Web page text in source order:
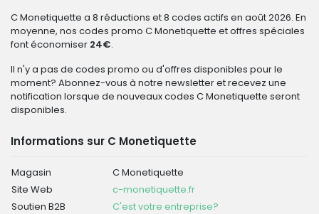
C Monetiquette a 8 réductions et 8 codes actifs en août 2026. En
moyenne, nos codes promo C Monetiquette et offres spéciales
font économiser 24€.
Il n'y a pas de codes promo ou d'offres disponibles pour le
moment? Abonnez-vous à notre newsletter et recevez une
notification lorsque de nouveaux codes C Monetiquette seront
disponibles.
Informations sur C Monetiquette
Magasin
C Monetiquette
Site Web
c-monetiquette.fr
Soutien B2B
C'est votre entreprise?